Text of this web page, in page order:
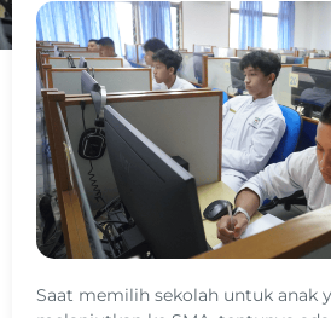
Saat memilih sekolah untuk anak